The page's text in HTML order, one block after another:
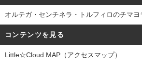
オルテガ・センチネラ・トルフィロのチマヨ
コンテンツを見る
Little☆Cloud MAP（アクセスマップ）